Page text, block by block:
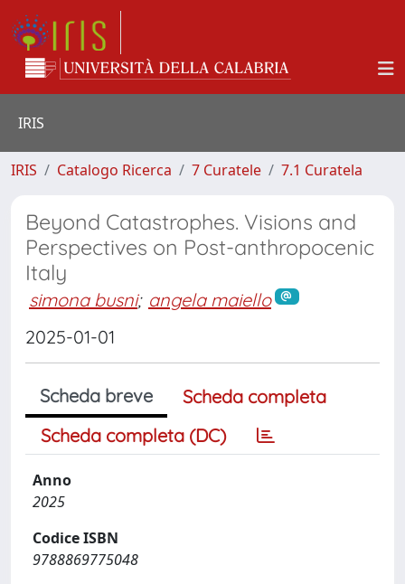
IRIS
IRIS Catalogo Ricerca 7 Curatele 7.1 Curatela
Beyond Catastrophes. Visions and
Perspectives on Post-anthropocenic
Italy
simona busni; angela maiello
2025-01-01
Scheda breve
Scheda completa
Scheda completa (DC)
Anno
2025
Codice ISBN
9788869775048